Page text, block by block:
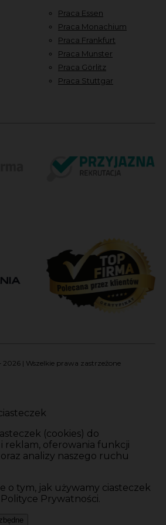
Praca Essen
Praca Monachium
Praca Frankfurt
Praca Munster
Praca Görlitz
Praca Stuttgar
2026 | Wszelkie prawa zastrzeżone
(cookies) do
reklam, oferowania funkcji
analizy naszego ruchu
o tym, jak używamy ciasteczek
Prywatności.